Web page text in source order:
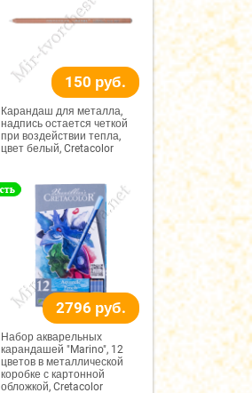
150 руб.
Карандаш для металла,
надпись остается четкой
при воздействии тепла,
цвет белый, Cretacolor
2796 руб.
Набор акварельных
карандашей "Marino", 12
цветов в металлической
коробке с картонной
обложкой, Cretacolor